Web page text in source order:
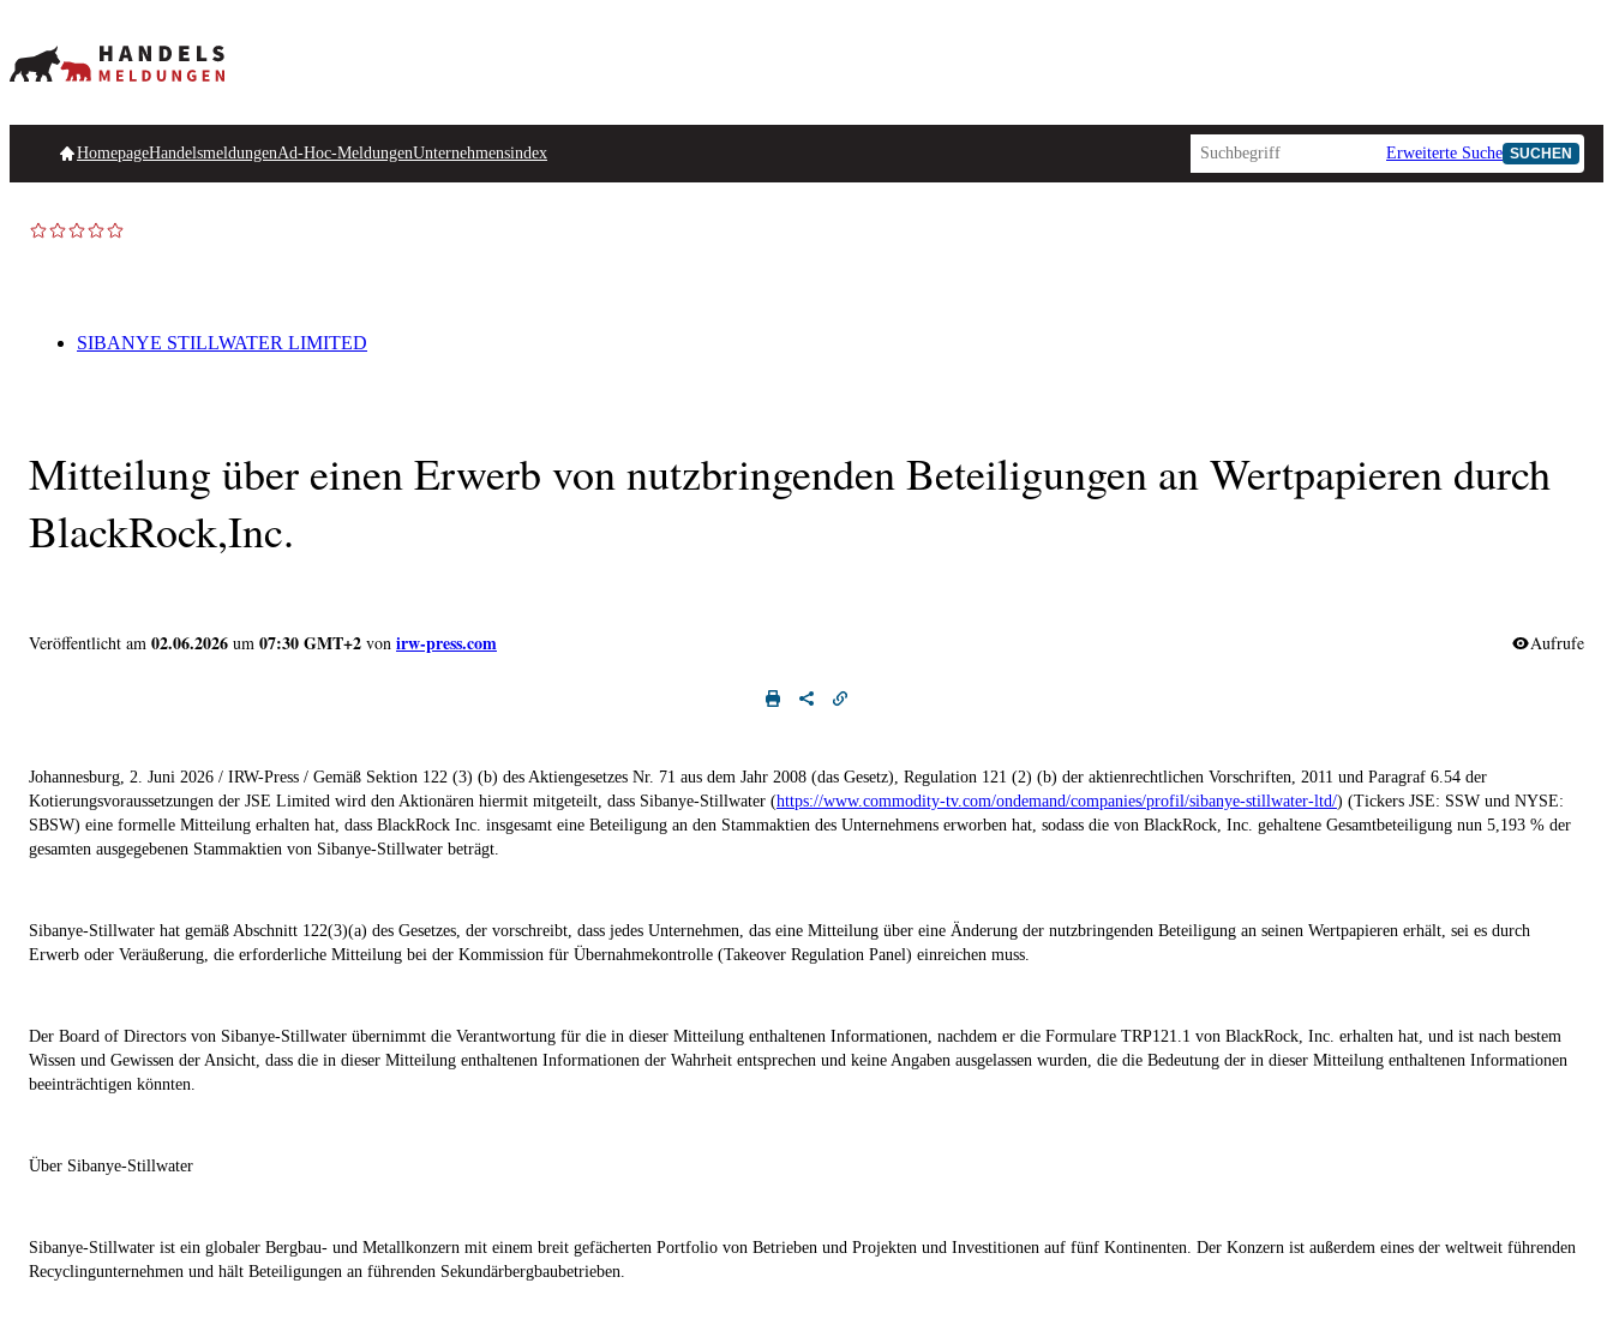
HomepageHandelsmeldungenAd-Hoc-MeldungenUnternehmensindex Erweiterte Suche SUCHEN
SIBANYE STILLWATER LIMITED
Mitteilung über einen Erwerb von nutzbringenden Beteiligungen an Wertpapieren durch
BlackRock,Inc.
Veröffentlicht am 02.06.2026 um 07:30 GMT+2 von irw-press.com Aufrufe
Johannesburg, 2. Juni 2026 / IRW-Press / Gemäß Sektion 122 (3) (b) des Aktiengesetzes Nr. 71 aus dem Jahr 2008 (das Gesetz), Regulation 121 (2) (b) der aktienrechtlichen Vorschriften, 2011 und Paragraf 6.54 der
Kotierungsvoraussetzungen der JSE Limited wird den Aktionären hiermit mitgeteilt, dass Sibanye-Stillwater (https://www.commodity-tv.com/ondemand/companies/profil/sibanye-stillwater-ltd/) (Tickers JSE: SSW und NYSE:
SBSW) eine formelle Mitteilung erhalten hat, dass BlackRock Inc. insgesamt eine Beteiligung an den Stammaktien des Unternehmens erworben hat, sodass die von BlackRock, Inc. gehaltene Gesamtbeteiligung nun 5,193 % der
gesamten ausgegebenen Stammaktien von Sibanye-Stillwater beträgt.
Sibanye-Stillwater hat gemäß Abschnitt 122(3)(a) des Gesetzes, der vorschreibt, dass jedes Unternehmen, das eine Mitteilung über eine Änderung der nutzbringenden Beteiligung an seinen Wertpapieren erhält, sei es durch
Erwerb oder Veräußerung, die erforderliche Mitteilung bei der Kommission für Übernahmekontrolle (Takeover Regulation Panel) einreichen muss.
Der Board of Directors von Sibanye-Stillwater übernimmt die Verantwortung für die in dieser Mitteilung enthaltenen Informationen, nachdem er die Formulare TRP121.1 von BlackRock, Inc. erhalten hat, und ist nach bestem
Wissen und Gewissen der Ansicht, dass die in dieser Mitteilung enthaltenen Informationen der Wahrheit entsprechen und keine Angaben ausgelassen wurden, die die Bedeutung der in dieser Mitteilung enthaltenen Informationen
beeinträchtigen könnten.
Über Sibanye-Stillwater
Sibanye-Stillwater ist ein globaler Bergbau- und Metallkonzern mit einem breit gefächerten Portfolio von Betrieben und Projekten und Investitionen auf fünf Kontinenten. Der Konzern ist außerdem eines der weltweit führenden
Recyclingunternehmen und hält Beteiligungen an führenden Sekundärbergbaubetrieben.